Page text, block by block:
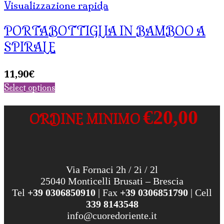
Visualizzazione rapida
PORTABOTTIGLIA IN BAMBOO A
SPIRALE
11,90€
Select options
ORDINE MINIMO€20,00
Via Fornaci 2h / 2i / 2l
25040 Monticelli Brusati – Brescia
Tel +39 0306850910 | Fax +39 0306851790 | Cell
339 8143548
info@cuoredoriente.it